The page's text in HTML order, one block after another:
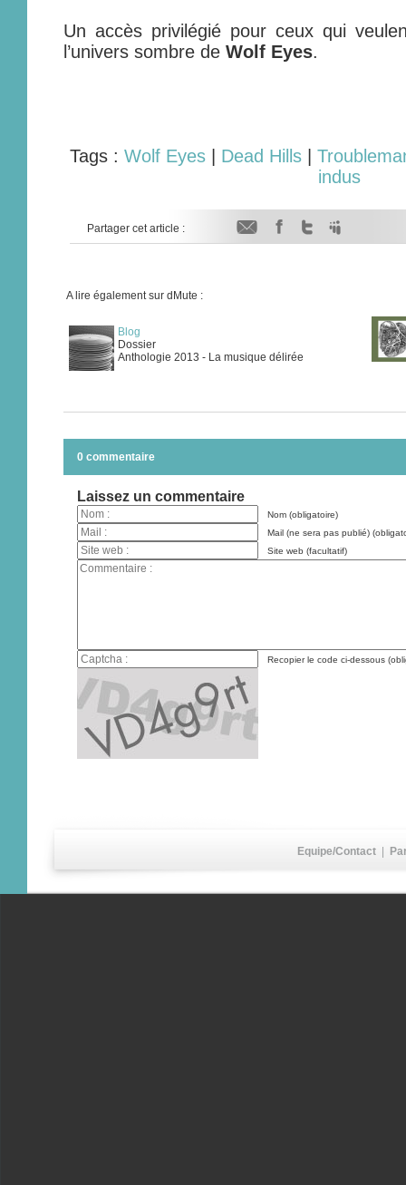
Un accès privilégié pour ceux qui
l’univers sombre de Wolf Eyes.
Tags : Wolf Eyes| Dead Hills|
indus
Partager cet article :
A lire également sur dMute :
Blog
Dossier
Anthologie 2013 - La musique délirée
0 commentaire
Laissez un commentaire
Nom (obligatoire)
Mail (ne sera pas publié)
Site web (facultatif)
Recopier le code ci-dessous
Equipe/Contact